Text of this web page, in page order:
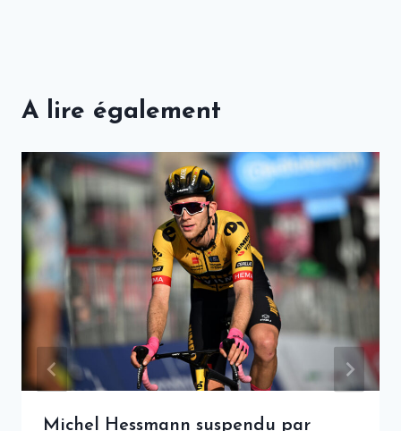
A lire également
Michel Hessmann suspendu par